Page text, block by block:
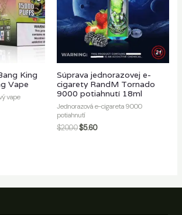
King
Vape
vape
Súprava jednorazovej e-
cigarety RandM Tornado
9000 potiahnutí 18ml
Jednorazová e-cigareta 9000
potiahnutí
$20.00$5.60